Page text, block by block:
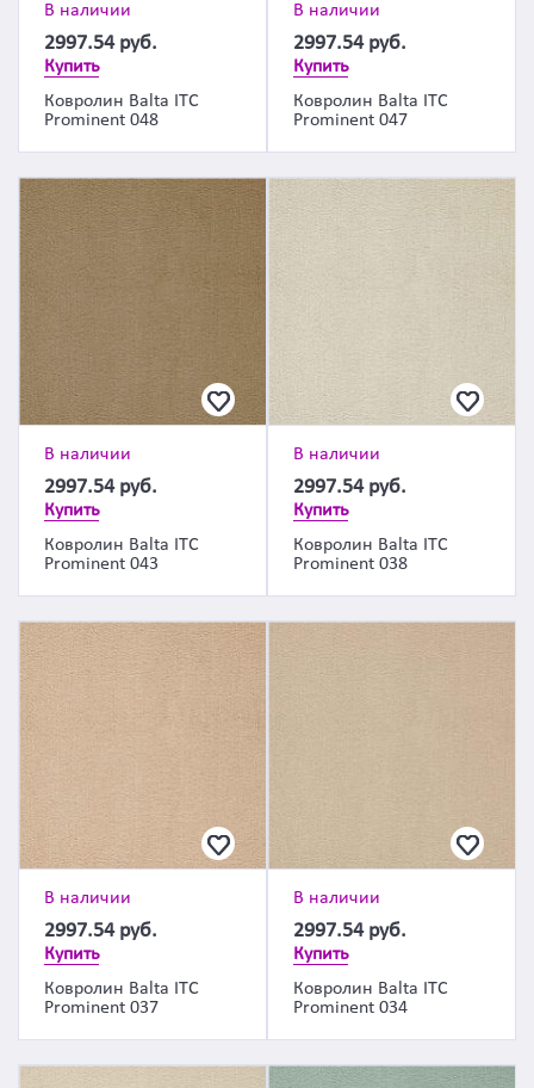
В наличии
2997.54 руб.
Купить
Ковролин Balta ITC
Prominent 048
В наличии
2997.54 руб.
Купить
Ковролин Balta ITC
Prominent 047
В наличии
2997.54 руб.
Купить
Ковролин Balta ITC
Prominent 043
В наличии
2997.54 руб.
Купить
Ковролин Balta ITC
Prominent 038
В наличии
2997.54 руб.
Купить
Ковролин Balta ITC
Prominent 037
В наличии
2997.54 руб.
Купить
Ковролин Balta ITC
Prominent 034